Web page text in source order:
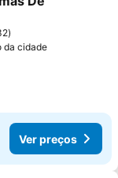
favoritos
da cidade
Ver preços